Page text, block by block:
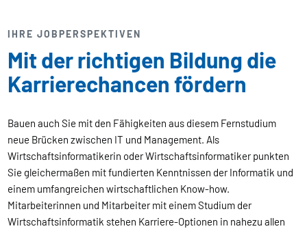
IHRE JOBPERSPEKTIVEN
Mit der richtigen Bildung die
Karrierechancen fördern
Bauen auch Sie mit den Fähigkeiten aus diesem Fernstudium
neue Brücken zwischen IT und Management. Als
Wirtschaftsinformatikerin oder Wirtschaftsinformatiker punkten
Sie gleichermaßen mit fundierten Kenntnissen der Informatik und
einem umfangreichen wirtschaftlichen Know-how.
Mitarbeiterinnen und Mitarbeiter mit einem Studium der
Wirtschaftsinformatik stehen Karriere-Optionen in nahezu allen